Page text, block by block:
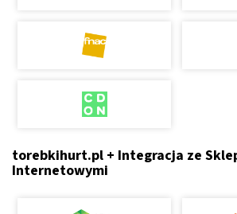
torebkihurt.pl + Integracja ze
Internetowymi